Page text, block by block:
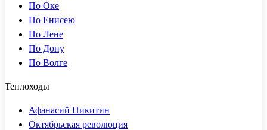
По Оке
По Енисею
По Лене
По Дону
По Волге
Теплоходы
Афанасий Никитин
Октябрьская революция